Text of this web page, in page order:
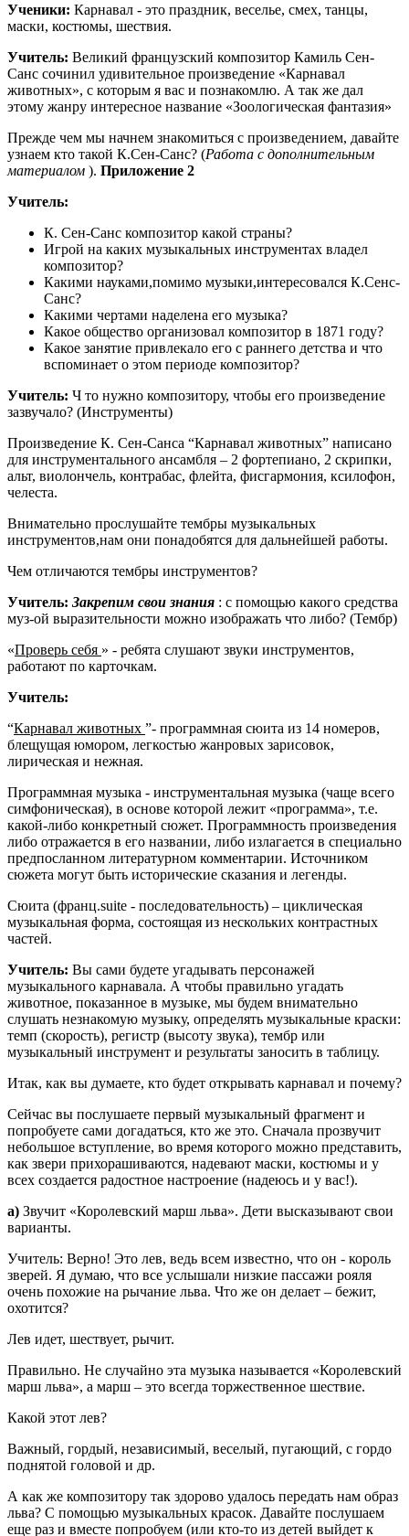
Ученики: Карнавал - это праздник, веселье, смех, танцы,
маски, костюмы, шествия.
Учитель: Великий французский композитор Камиль Сен-
Санс сочинил удивительное произведение «Карнавал
животных», с которым я вас и познакомлю. А так же дал
этому жанру интересное название «Зоологическая фантазия»
Прежде чем мы начнем знакомиться с произведением, давайте
узнаем кто такой К.Сен-Санс? (Работа с дополнительным
материалом ). Приложение 2
Учитель:
К. Сен-Санс композитор какой страны?
Игрой на каких музыкальных инструментах владел
композитор?
Какими науками,помимо музыки,интересовался К.Сенс-
Санс?
Какими чертами наделена его музыка?
Какое общество организовал композитор в 1871 году?
Какое занятие привлекало его с раннего детства и что
вспоминает о этом периоде композитор?
Учитель: Ч то нужно композитору, чтобы его произведение
зазвучало? (Инструменты)
Произведение К. Сен-Санса “Карнавал животных” написано
для инструментального ансамбля – 2 фортепиано, 2 скрипки,
альт, виолончель, контрабас, флейта, фисгармония, ксилофон,
челеста.
Внимательно прослушайте тембры музыкальных
инструментов,нам они понадобятся для дальнейшей работы.
Чем отличаются тембры инструментов?
Учитель: Закрепим свои знания : с помощью какого средства
муз-ой выразительности можно изображать что либо? (Тембр)
«Проверь себя » - ребята слушают звуки инструментов,
работают по карточкам.
Учитель:
“Карнавал животных ”- программная сюита из 14 номеров,
блещущая юмором, легкостью жанровых зарисовок,
лирическая и нежная.
Программная музыка - инструментальная музыка (чаще всего
симфоническая), в основе которой лежит «программа», т.е.
какой-либо конкретный сюжет. Программность произведения
либо отражается в его названии, либо излагается в специально
предпосланном литературном комментарии. Источником
сюжета могут быть исторические сказания и легенды.
Сюита (франц.suite - последовательность) – циклическая
музыкальная форма, состоящая из нескольких контрастных
частей.
Учитель: Вы сами будете угадывать персонажей
музыкального карнавала. А чтобы правильно угадать
животное, показанное в музыке, мы будем внимательно
слушать незнакомую музыку, определять музыкальные краски:
темп (скорость), регистр (высоту звука), тембр или
музыкальный инструмент и результаты заносить в таблицу.
Итак, как вы думаете, кто будет открывать карнавал и почему?
Сейчас вы послушаете первый музыкальный фрагмент и
попробуете сами догадаться, кто же это. Сначала прозвучит
небольшое вступление, во время которого можно представить,
как звери прихорашиваются, надевают маски, костюмы и у
всех создается радостное настроение (надеюсь и у вас!).
а) Звучит «Королевский марш льва». Дети высказывают свои
варианты.
Учитель: Верно! Это лев, ведь всем известно, что он - король
зверей. Я думаю, что все услышали низкие пассажи рояля
очень похожие на рычание льва. Что же он делает – бежит,
охотится?
Лев идет, шествует, рычит.
Правильно. Не случайно эта музыка называется «Королевский
марш льва», а марш – это всегда торжественное шествие.
Какой этот лев?
Важный, гордый, независимый, веселый, пугающий, с гордо
поднятой головой и др.
А как же композитору так здорово удалось передать нам образ
льва? С помощью музыкальных красок. Давайте послушаем
еще раз и вместе попробуем (или кто-то из детей выйдет к